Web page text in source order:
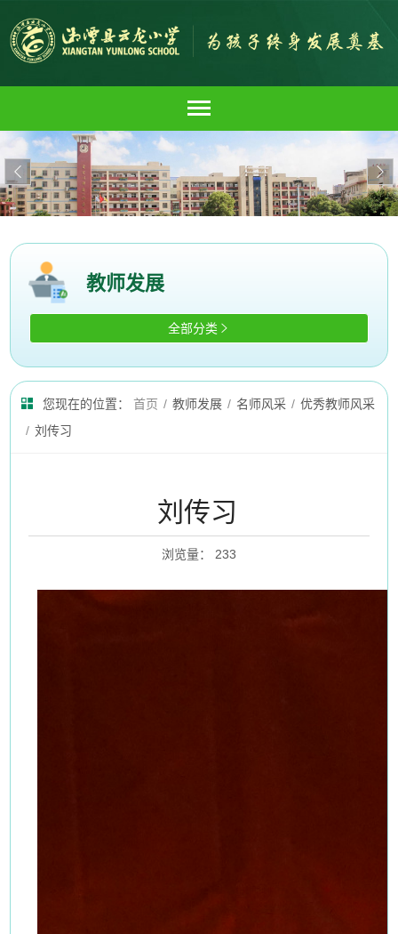
 
教师发展
全部分类 
您现在的位置： 首页 / 教师发展 / 名师风采 / 优秀教师风采
/ 刘传习
刘传习
浏览量： 233